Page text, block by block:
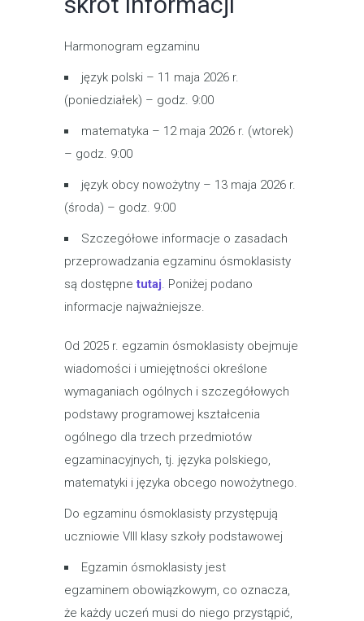
Harmonogram egzaminu
język polski – 11 maja 2026 r.
(poniedziałek) – godz. 9:00
matematyka – 12 maja 2026 r. (wtorek)
– godz. 9:00
język obcy nowożytny – 13 maja 2026 r.
(środa) – godz. 9:00
Szczegółowe informacje o zasadach
przeprowadzania egzaminu ósmoklasisty
są dostępnetutaj. Poniżej podano
informacje najważniejsze.
Od 2025 r. egzamin ósmoklasisty obejmuje
wiadomości i umiejętności określone
wymaganiach ogólnych i szczegółowych
podstawy programowej kształcenia
ogólnego dla trzech przedmiotów
egzaminacyjnych, tj. języka polskiego,
matematyki i języka obcego nowożytnego.
Do egzaminu ósmoklasisty przystępują
uczniowie VIII klasy szkoły podstawowej
Egzamin ósmoklasisty jest
egzaminem obowiązkowym, co oznacza,
że każdy uczeń musi do niego przystąpić,